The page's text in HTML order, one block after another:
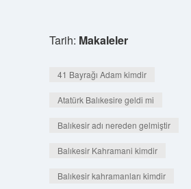
Tarih: Makaleler
41 Bayrağı Adam kimdir
Atatürk Balıkesire geldi mi
Balıkesir adı nereden gelmiştir
Balıkesir Kahramani kimdir
Balıkesir kahramanları kimdir